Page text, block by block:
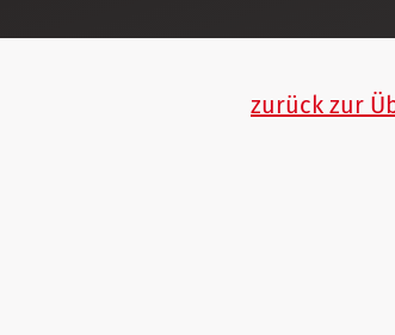
zurück zur